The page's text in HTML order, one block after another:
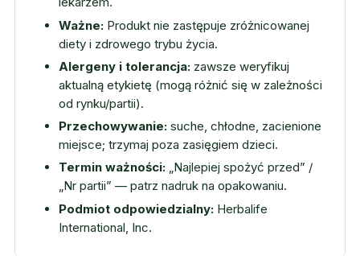
Ważne: Produkt nie zastępuje zróżnicowanej
diety i zdrowego trybu życia.
Alergeny i tolerancja: zawsze weryfikuj
aktualną etykietę (mogą różnić się w zależności
od rynku/partii).
Przechowywanie: suche, chłodne, zacienione
miejsce; trzymaj poza zasięgiem dzieci.
Termin ważności: „Najlepiej spożyć przed” /
„Nr partii” — patrz nadruk na opakowaniu.
Podmiot odpowiedzialny: Herbalife
International, Inc.